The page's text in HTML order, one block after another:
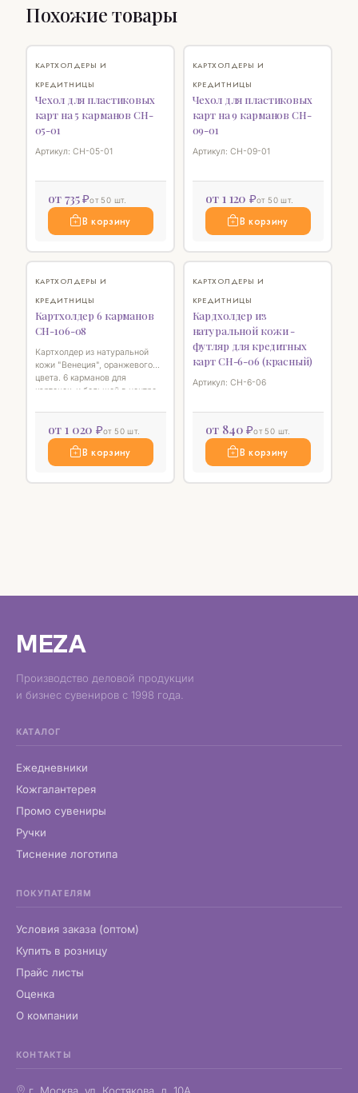
Похожие товары
КАРТХОЛДЕРЫ И
КРЕДИТНИЦЫ
Чехол для пластиковых
карт на 5 карманов CH-
05-01
Артикул: CH-05-01
от 735 ₽от 50 шт.
В корзину
КАРТХОЛДЕРЫ И
КРЕДИТНИЦЫ
Чехол для пластиковых
карт на 9 карманов CH-
09-01
Артикул: CH-09-01
от 1 120 ₽от 50 шт.
В корзину
КАРТХОЛДЕРЫ И
КРЕДИТНИЦЫ
Картхолдер 6 карманов
СН-106-08
Картхолдер из натуральной
кожи "Венеция", оранжевого
цвета. 6 карманов для
карточек, и большой в центре.
от 1 020 ₽от 50 шт.
В корзину
КАРТХОЛДЕРЫ И
КРЕДИТНИЦЫ
Кардхолдер из
натуральной кожи -
футляр для кредитных
карт СН-6-06 (красный)
Артикул: СН-6-06
от 840 ₽от 50 шт.
В корзину
MEZA
Производство деловой продукции
и бизнес сувениров с 1998 года.
КАТАЛОГ
Ежедневники
Кожгалантерея
Промо сувениры
Ручки
Тиснение логотипа
ПОКУПАТЕЛЯМ
Условия заказа (оптом)
Купить в розницу
Прайс листы
Оценка
О компании
КОНТАКТЫ
г. Москва, ул. Костякова, д. 10А